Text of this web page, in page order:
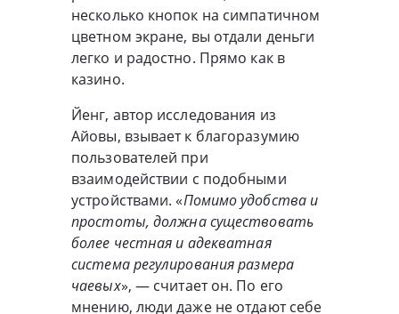
несколько кнопок на симпатичном
цветном экране, вы отдали деньги
легко и радостно. Прямо как в
казино.
Йенг, автор исследования из
Айовы, взывает к благоразумию
пользователей при
взаимодействии с подобными
устройствами. «Помимо удобства и
простоты, должна существовать
более честная и адекватная
система регулирования размера
чаевых», — считает он. По его
мнению, люди даже не отдают себе